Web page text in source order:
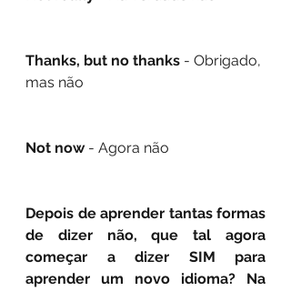
Thanks, but no thanks - Obrigado,
mas não
Not now - Agora não
Depois de aprender tantas formas
de dizer não, que tal agora
começar a dizer SIM para
aprender um novo idioma? Na